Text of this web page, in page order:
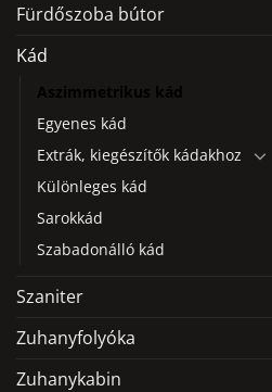
választhatók
Fürdőszoba bútor
Kád
Aszimmetrikus kád
Egyenes kád
Extrák, kiegészítők kádakhoz
Különleges kád
Sarokkád
Szabadonálló kád
Szaniter
Zuhanyfolyóka
Zuhanykabin